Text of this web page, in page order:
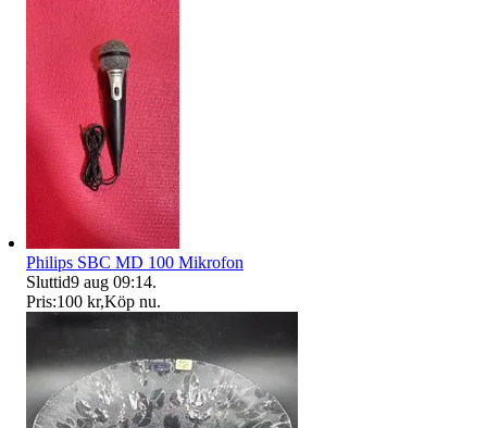
Philips SBC MD 100 Mikrofon
Sluttid9 aug 09:14.
Pris:100 kr,Köp nu.